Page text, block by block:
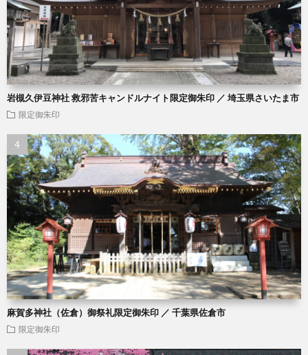
岩槻久伊豆神社 救邪苦キャンドルナイト限定御朱印 ／ 埼玉県さいたま市
限定御朱印
麻賀多神社（佐倉）御祭礼限定御朱印 ／ 千葉県佐倉市
限定御朱印